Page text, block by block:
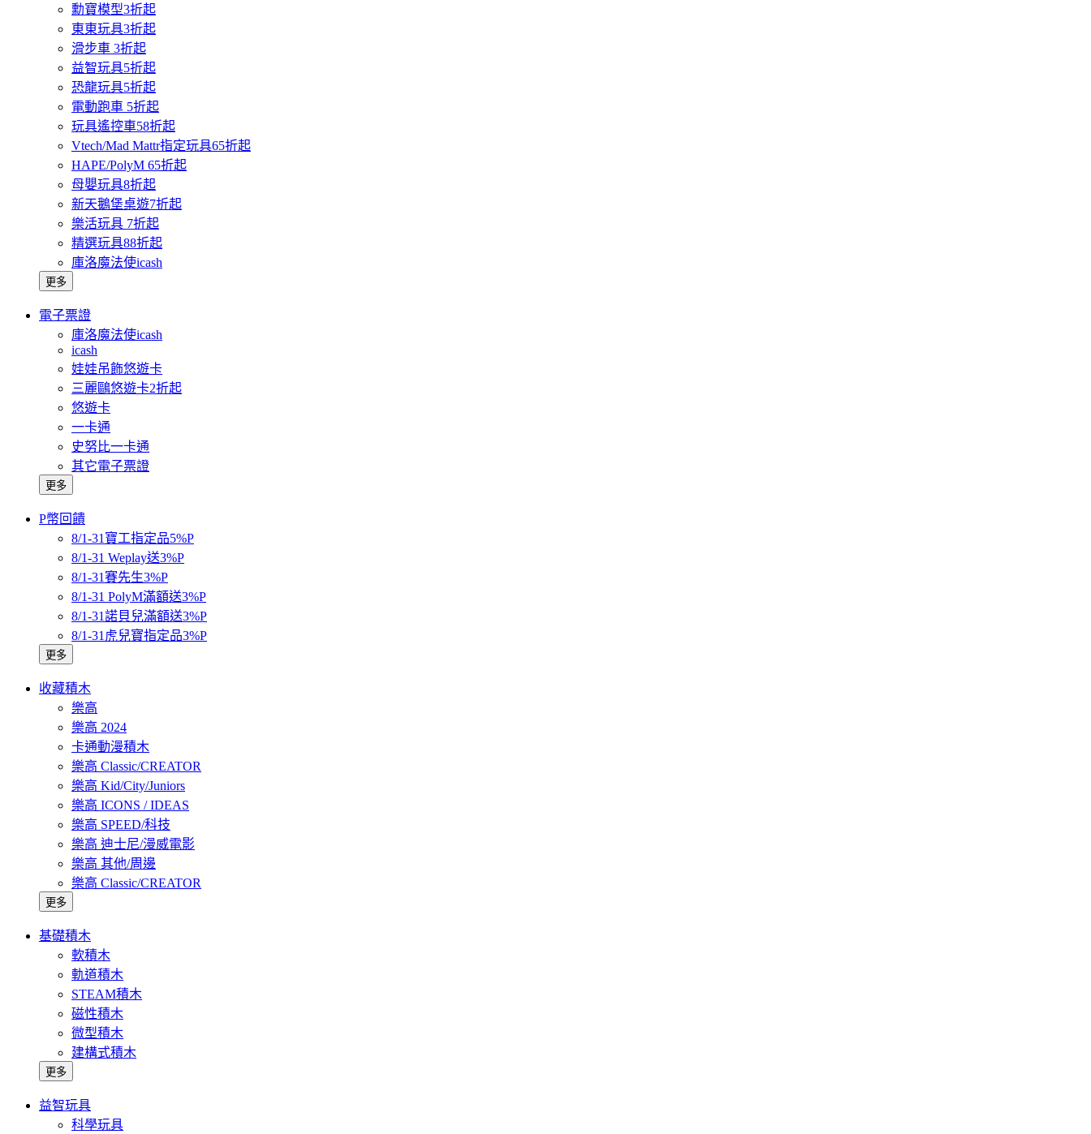
勳寶模型3折起
東東玩具3折起
滑步車 3折起
益智玩具5折起
恐龍玩具5折起
電動跑車 5折起
玩具遙控車58折起
Vtech/Mad Mattr指定玩具65折起
HAPE/PolyM 65折起
母嬰玩具8折起
新天鵝堡桌遊7折起
樂活玩具 7折起
精選玩具88折起
庫洛魔法使icash
更多
電子票證
庫洛魔法使icash
icash
娃娃吊飾悠遊卡
三麗鷗悠遊卡2折起
悠遊卡
一卡通
史努比一卡通
其它電子票證
更多
P幣回饋
8/1-31寶工指定品5%P
8/1-31 Weplay送3%P
8/1-31賽先生3%P
8/1-31 PolyM滿額送3%P
8/1-31諾貝兒滿額送3%P
8/1-31虎兒寶指定品3%P
更多
收藏積木
樂高
樂高 2024
卡通動漫積木
樂高 Classic/CREATOR
樂高 Kid/City/Juniors
樂高 ICONS / IDEAS
樂高 SPEED/科技
樂高 迪士尼/漫威電影
樂高 其他/周邊
樂高 Classic/CREATOR
更多
基礎積木
軟積木
軌道積木
STEAM積木
磁性積木
微型積木
建構式積木
更多
益智玩具
科學玩具